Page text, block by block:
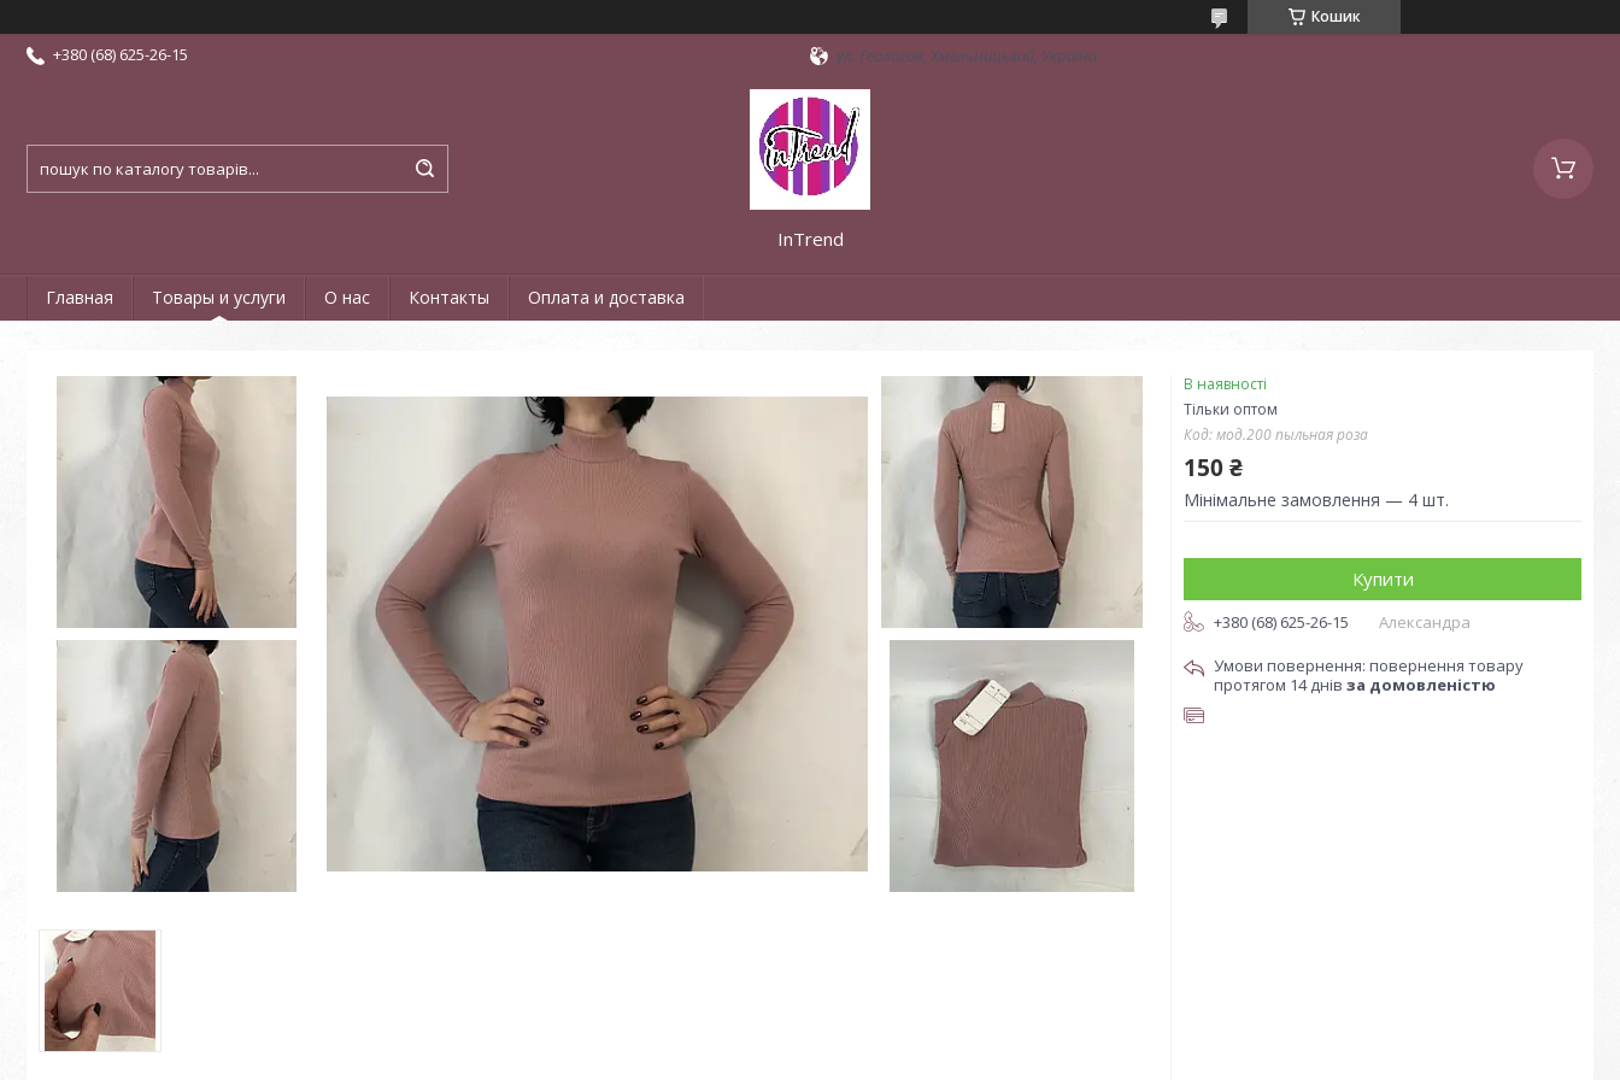
Кошик
+380 (68) 625-26-15 ул. Геологов, Хмельницький, Україна
InTrend
Главная Товары и услуги О нас Контакты Оплата и доставка
В наявності
Тільки оптом
Код:мод.200 пыльная роза
150 ₴
Мінімальне замовлення — 4 шт.
Купити
+380 (68) 625-26-15
Александра
повернення товару
протягом 14 днів за домовленістю